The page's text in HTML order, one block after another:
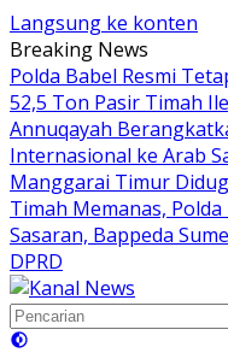
Langsung ke konten
Breaking News
Polda Babel Resmi
52,5 Ton Pasir Timah
Annuqayah
Internasional ke Arab
Manggarai Timur
Timah Memanas,
Sasaran, Bappeda
DPRD